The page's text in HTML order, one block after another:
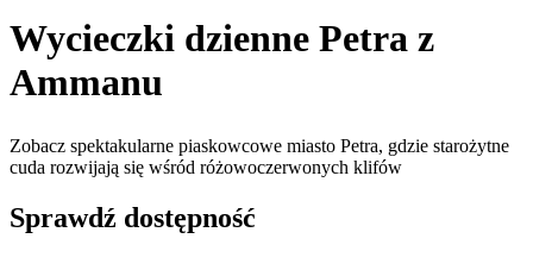
Wycieczki dzienne Petra z
Ammanu
Zobacz spektakularne piaskowcowe miasto Petra, gdzie starożytne
cuda rozwijają się wśród różowoczerwonych klifów
Sprawdź dostępność